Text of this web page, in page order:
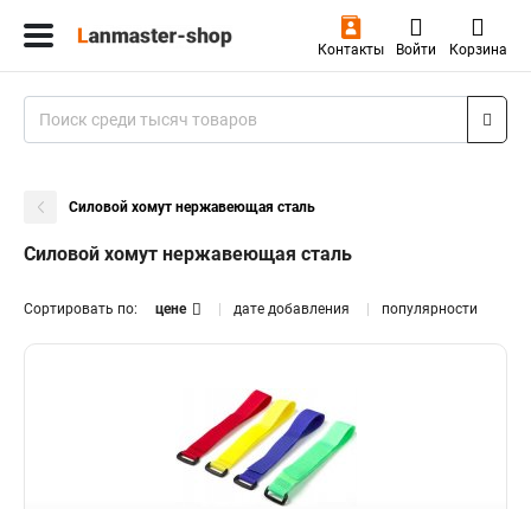
Контакты Войти Корзина
Силовой хомут нержавеющая сталь
Силовой хомут нержавеющая сталь
Сортировать по: цене дате добавления популярности